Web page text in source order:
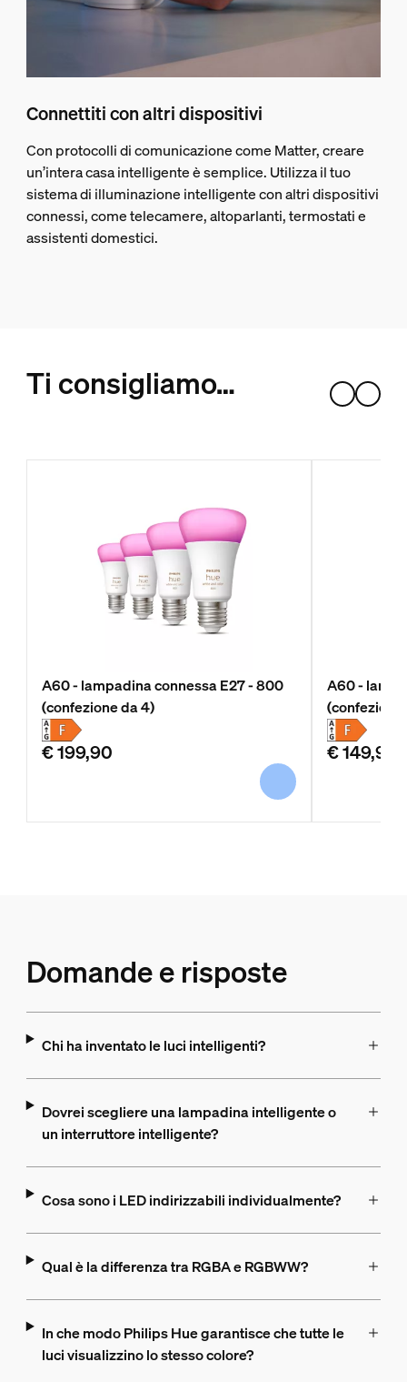
Connettiti con altri dispositivi
Con protocolli di comunicazione come Matter, creare
un’intera casa intelligente è semplice. Utilizza il tuo
sistema di illuminazione intelligente con altri dispositivi
connessi, come telecamere, altoparlanti, termostati e
assistenti domestici.
Ti consigliamo…
A60 - lampadina connessa E27 - 800
(confezione da 4)
€ 199,90
A60 -
(confezione
€ 149,90
Domande e risposte
Chi ha inventato le luci intelligenti?
Dovrei scegliere una lampadina intelligente o
un interruttore intelligente?
Cosa sono i LED indirizzabili individualmente?
Qual è la differenza tra RGBA e RGBWW?
In che modo Philips Hue garantisce che tutte le
luci visualizzino lo stesso colore?